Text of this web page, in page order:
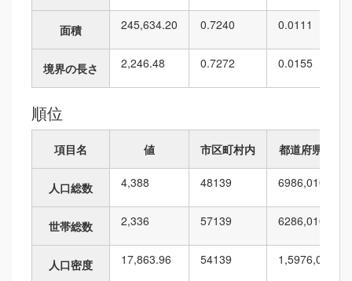
面積 245,634.20 0.7240 0.0111
境界の長さ 2,246.48 0.7272 0.0155
順位
項目名 値 市区町村内 都道府県内
人口総数 4,388 48139 6986,010
世帯総数 2,336 57139 6286,010
人口密度 17,863.96 54139 1,5976,010